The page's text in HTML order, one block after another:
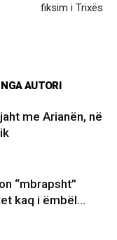
fiksim i Trixës
AUTORI
me Arianën, në
“mbrapsht”
kaq i ëmbël…